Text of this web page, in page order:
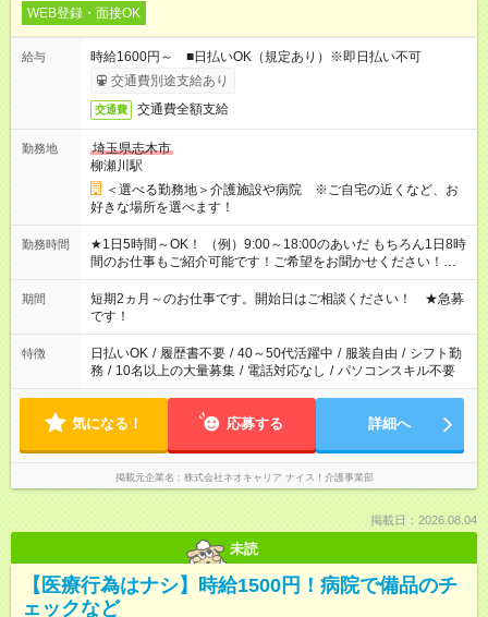
WEB登録・面接OK
給与
時給1600円～ ■日払いOK（規定あり）※即日払い不可
交通費別途支給あり
交通費 交通費全額支給
勤務地
埼玉県志木市
柳瀬川駅
＜選べる勤務地＞介護施設や病院 ※ご自宅の近くなど、お
好きな場所を選べます！
勤務時間
★1日5時間～OK！ （例）9:00～18:00のあいだ もちろん1日8時
間のお仕事もご紹介可能です！ご希望をお聞かせください！★家
庭の都合でお休みが必要な場合も遠慮なくご相談ください。 ※
週最低15時間以上の勤務が必要です
期間
短期2ヵ月～のお仕事です。開始日はご相談ください！ ★急募
です！
特徴 日払いOK / 履歴書不要 / 40～50代活躍中 / 服装自由 / シフト勤
務 / 10名以上の大量募集 / 電話対応なし / パソコンスキル不要
気になる！ 応募する 詳細へ
掲載元企業名 株式会社ネオキャリア ナイス！介護事業部
掲載日：2026.08.04
未読
【医療行為はナシ】時給1500円！病院で備品のチ
ェックなど